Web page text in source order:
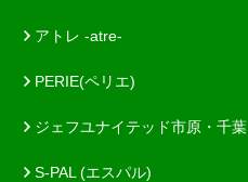
アトレ -atre-
PERIE(ペリエ)
ジェフユナイテッド市原・千葉
S-PAL (エスパル)